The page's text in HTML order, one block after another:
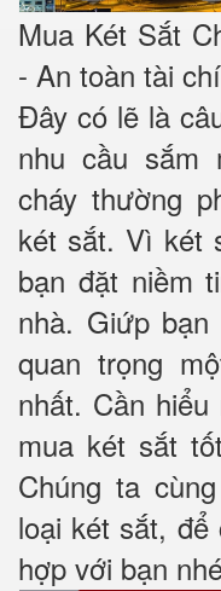
Mua Két Sắt
- An toàn tài
Đây có lẽ là
nhu cầu sắm
cháy thường
két sắt. Vì két
bạn đặt niềm
nhà. Giứp
quan trọng
nhất. Cần
mua két sắt
Chúng ta
loại két sắt,
hợp với bạn